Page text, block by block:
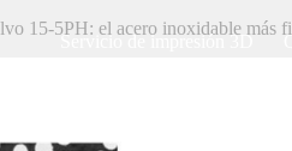
Servicio de impresión 3D
15-5PH: el acero inoxidable más